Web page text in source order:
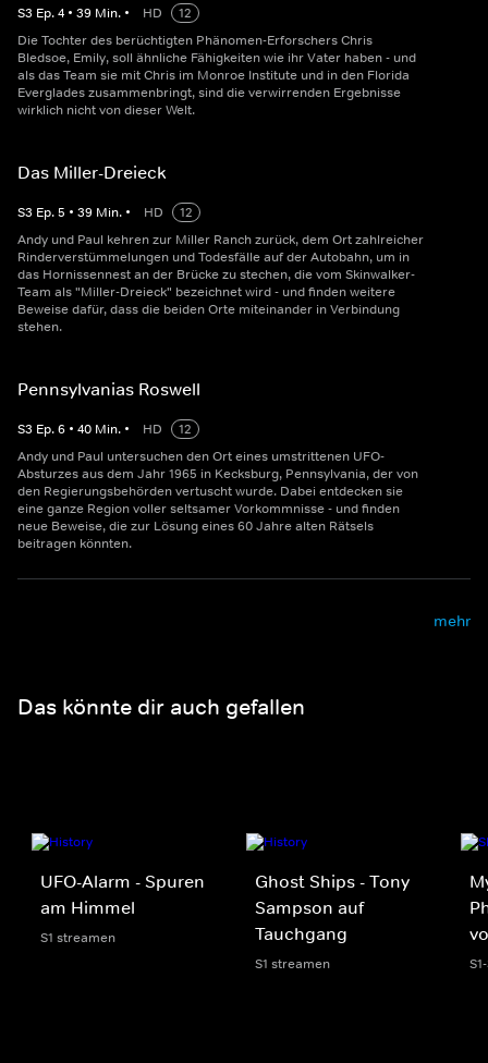
S3 Ep.4 • 39 Min. • HD
12
Die Tochter des berüchtigten Phänomen-Erforschers Chris
Bledsoe, Emily, soll ähnliche Fähigkeiten wie ihr Vater haben - und
als das Team sie mit Chris im Monroe Institute und in den Florida
Everglades zusammenbringt, sind die verwirrenden Ergebnisse
wirklich nicht von dieser Welt.
Das Miller-Dreieck
S3 Ep.5 • 39 Min. • HD
12
Andy und Paul kehren zur Miller Ranch zurück, dem Ort zahlreicher
Rinderverstümmelungen und Todesfälle auf der Autobahn, um in
das Hornissennest an der Brücke zu stechen, die vom Skinwalker-
Team als "Miller-Dreieck" bezeichnet wird - und finden weitere
Beweise dafür, dass die beiden Orte miteinander in Verbindung
stehen.
Pennsylvanias Roswell
S3 Ep.6 • 40 Min. • HD
12
Andy und Paul untersuchen den Ort eines umstrittenen UFO-
Absturzes aus dem Jahr 1965 in Kecksburg, Pennsylvania, der von
den Regierungsbehörden vertuscht wurde. Dabei entdecken sie
eine ganze Region voller seltsamer Vorkommnisse - und finden
neue Beweise, die zur Lösung eines 60 Jahre alten Rätsels
beitragen könnten.
mehr
Das könnte dir auch gefallen
UFO-Alarm - Spuren
am Himmel
S1 streamen
Ghost Ships - Tony
Sampson auf
Tauchgang
S1 streamen